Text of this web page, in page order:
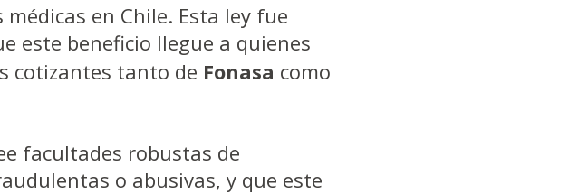
en Chile. Esta ley fue
este beneficio llegue a quienes
cotizantes tanto de Fonasa como
facultades robustas de
o abusivas, y que este